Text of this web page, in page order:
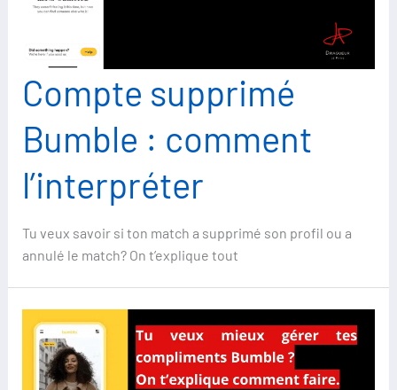
Compte supprimé
Bumble : comment
l’interpréter
Tu veux savoir si ton match a supprimé son profil ou a
annulé le match? On t’explique tout